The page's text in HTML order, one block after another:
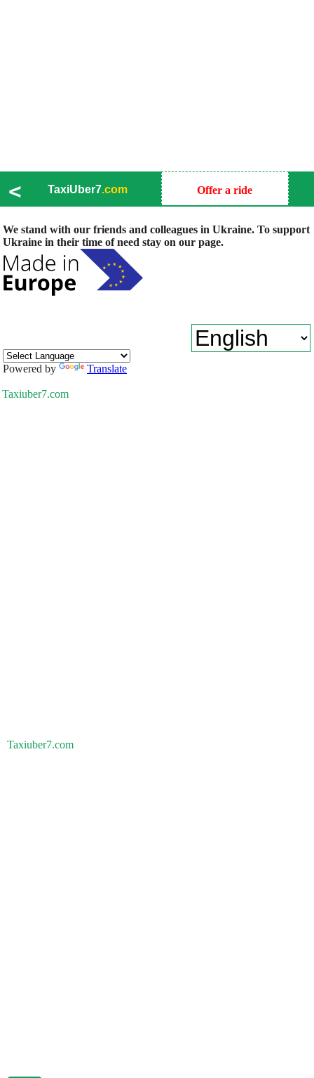
< TaxiUber7.com Offer a ride
We stand with our friends and colleagues in Ukraine. To support
Ukraine in their time of need stay on our page.
Powered by Translate
Taxiuber7.com
Taxiuber7.com